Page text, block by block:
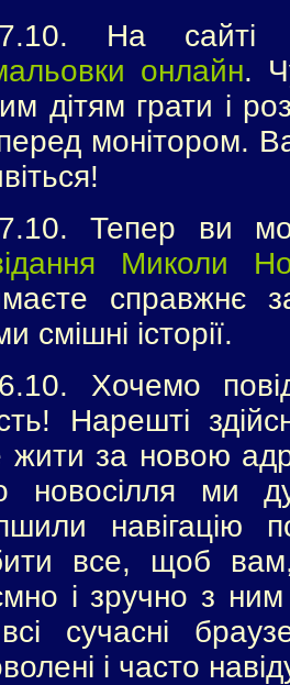
На сайті
онлайн.
дітям грати і
монітором.
Тепер ви
Миколи
справжнє
смішні історії.
Хочемо
Нарешті
жити за новою
ми
навігацію
все, щоб вам,
і зручно з
сучасні
і часто